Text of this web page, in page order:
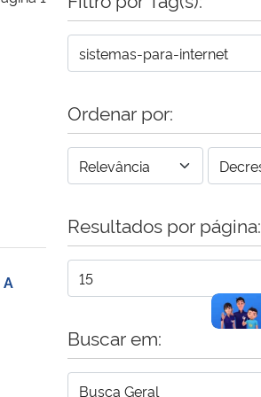
Ordenar por:
Resultados por página:
Buscar em: